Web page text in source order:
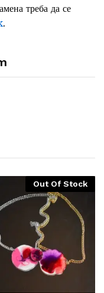
треба да се
.
Out Of Stock